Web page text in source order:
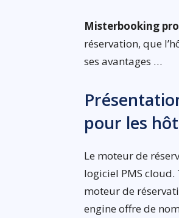
Misterbooking
réservation, que
ses avantages …
pour les
Le moteur de
logiciel PMS cloud.
moteur de
engine offre de